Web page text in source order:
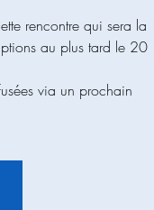
rencontre qui sera la
au plus tard le 20
via un prochain